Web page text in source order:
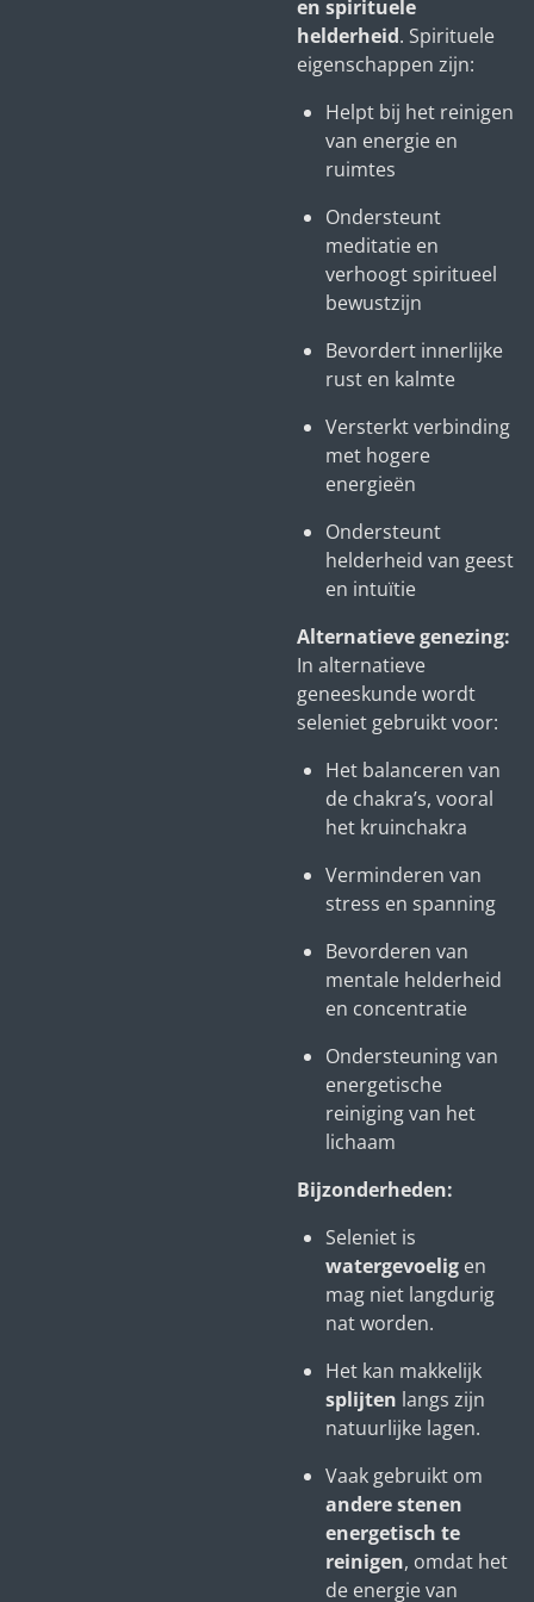
en spirituele
helderheid. Spirituele
eigenschappen zijn:
Helpt bij het reinigen
van energie en
ruimtes
Ondersteunt
meditatie en
verhoogt spiritueel
bewustzijn
Bevordert innerlijke
rust en kalmte
Versterkt verbinding
met hogere
energieën
Ondersteunt
helderheid van geest
en intuïtie
Alternatieve genezing:
In alternatieve
geneeskunde wordt
seleniet gebruikt voor:
Het balanceren van
de chakra’s, vooral
het kruinchakra
Verminderen van
stress en spanning
Bevorderen van
mentale helderheid
en concentratie
Ondersteuning van
energetische
reiniging van het
lichaam
Bijzonderheden:
Seleniet is
watergevoelig en
mag niet langdurig
nat worden.
Het kan makkelijk
splijten langs zijn
natuurlijke lagen.
Vaak gebruikt om
andere stenen
energetisch te
reinigen, omdat het
de energie van